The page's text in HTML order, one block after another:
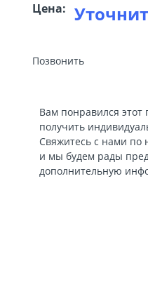
Цена:
Позвонить
Вам понравился этот
получить
Свяжитесь с нами по
и мы будем рады
дополнительную